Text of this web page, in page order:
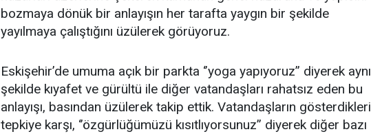
bozmaya dönük bir anlayışın her tarafta yaygın bir şekilde
yayılmaya çalıştığını üzülerek görüyoruz.
Eskişehir’de umuma açık bir parkta ‘’yoga yapıyoruz’’ diyerek aynı
şekilde kıyafet ve gürültü ile diğer vatandaşları rahatsız eden bu
anlayışı, basından üzülerek takip ettik. Vatandaşların gösterdikleri
tepkiye karşı, ‘’özgürlüğümüzü kısıtlıyorsunuz’’ diyerek diğer bazı